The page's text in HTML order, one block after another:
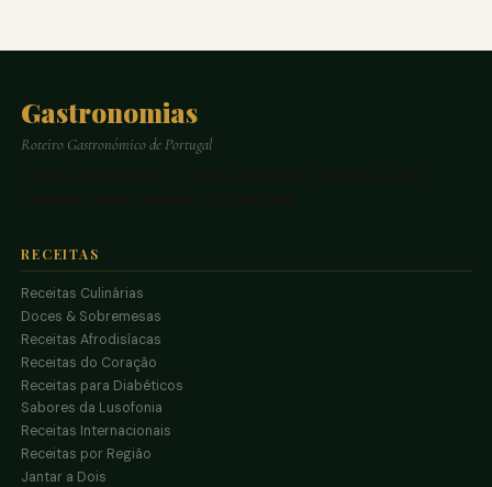
Gastronomias
Roteiro Gastronómico de Portugal
RECEITAS
Receitas Culinárias
Doces & Sobremesas
Receitas Afrodisíacas
Receitas do Coração
Receitas para Diabéticos
Sabores da Lusofonia
Receitas Internacionais
Receitas por Região
Jantar a Dois